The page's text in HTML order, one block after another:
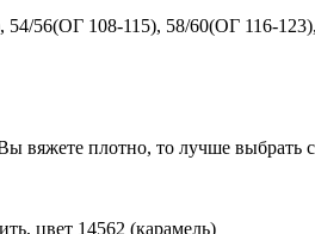
, 54/56(ОГ 108-115), 58/60(ОГ 116-123),
вяжете плотно, то лучше
цвет 14562 (карамель)